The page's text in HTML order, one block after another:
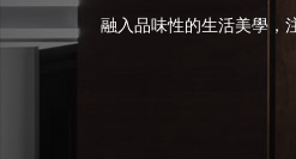
融入品味性的生活美學，